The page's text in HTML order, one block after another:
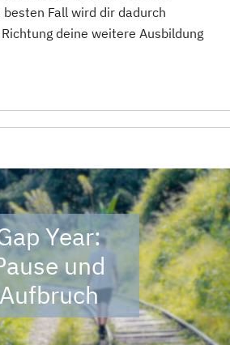
Fall wird dir dadurch
deine weitere Ausbildung
Year:
und
Aufbruch